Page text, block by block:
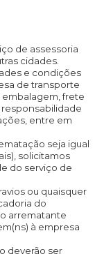
de assessoria
cidades.
e condições
de transporte
frete
entre em
seja igual
solicitamos
do serviço de
ou quaisquer
do
arrematante
à empresa
deverão ser